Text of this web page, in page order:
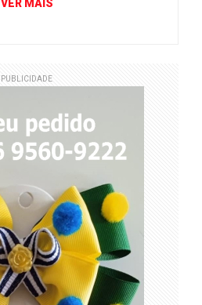
VER MAIS
PUBLICIDADE